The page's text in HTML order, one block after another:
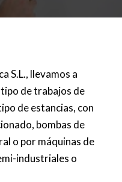
S.L., llevamos a
de trabajos de
de estancias, con
bombas de
o por máquinas de
industriales o